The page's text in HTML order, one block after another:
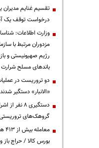
تقسیم غنایم مدیران
درخواست توقف یک
مزدوران مرتبط با
باندهای مسلح
دو تروریست در
«الانبار» دستگیر شدند
دستگیری ۸
گروهک‌های
بورس کالا / حراج